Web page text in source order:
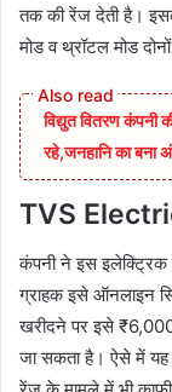
तक की रेंज देती है।
मोड व थ्रॉटल मोड
विद्युत वितरण कंपनी
रहे,जनहानि का बना
TVS
कंपनी ने इस
ग्राहक इसे ऑनलाइन
खरीदने पर इसे
जा सकता है। ऐसे में